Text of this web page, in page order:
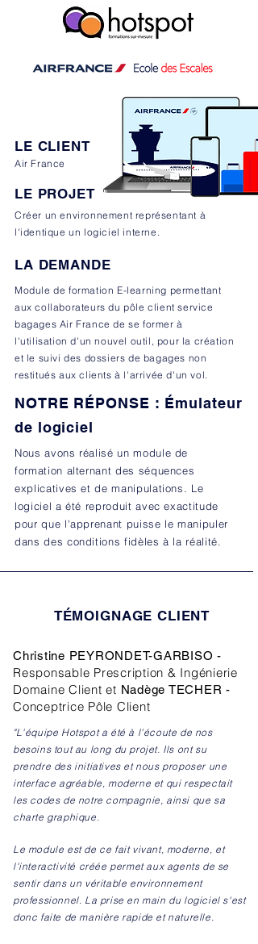
LE CLIENT
Air France
LE PROJET
Créer un environnement représentant à
l'identique un logiciel interne.
LA DEMANDE
Module de formation E-learning permettant
aux collaborateurs du pôle client service
bagages Air France de se former à
l'utilisation d'un nouvel outil, pour la création
et le suivi des dossiers de bagages non
restitués aux clients à l'arrivée d'un vol.
NOTRE RÉPONSE : Émulateur
de logiciel
Nous avons réalisé un module de
formation alternant des séquences
explicatives et de manipulations. Le
logiciel a été reproduit avec exactitude
pour que l'apprenant puisse le manipuler
dans des conditions fidèles à la réalité.
TÉMOIGNAGE CLIENT
Christine PEYRONDET-GARBISO -
Responsable Prescription & Ingénierie
Domaine Client et Nadège TECHER -
Conceptrice Pôle Client
"L'équipe Hotspot a été à l'écoute de nos
besoins tout au long du projet. Ils ont su
prendre des initiatives et nous proposer une
interface agréable, moderne et qui respectait
les codes de notre compagnie, ainsi que sa
charte graphique.
Le module est de ce fait vivant, moderne, et
l'interactivité créée permet aux agents de se
sentir dans un véritable environnement
professionnel. La prise en main du logiciel s'est
donc faite de manière rapide et naturelle.